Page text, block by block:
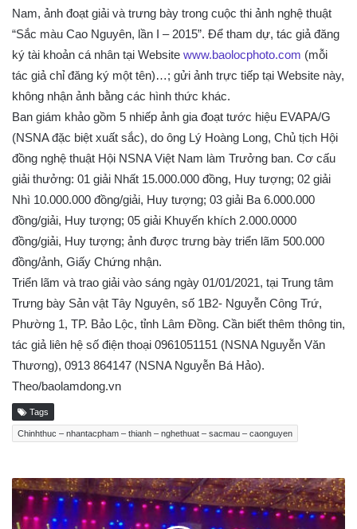
Nam, ảnh đoạt giải và trưng bày trong cuộc thi ảnh nghệ thuật
“Sắc màu Cao Nguyên, lần I – 2015”. Để tham dự, tác giả đăng
ký tài khoản cá nhân tại Website www.baolocphoto.com (mỗi
tác giả chỉ đăng ký một tên)…; gửi ảnh trực tiếp tại Website này,
không nhận ảnh bằng các hình thức khác.
Ban giám khảo gồm 5 nhiếp ảnh gia đoạt tước hiệu EVAPA/G
(NSNA đặc biệt xuất sắc), do ông Lý Hoàng Long, Chủ tịch Hội
đồng nghệ thuật Hội NSNA Việt Nam làm Trưởng ban. Cơ cấu
giải thưởng: 01 giải Nhất 15.000.000 đồng, Huy tượng; 02 giải
Nhì 10.000.000 đồng/giải, Huy tượng; 03 giải Ba 6.000.000
đồng/giải, Huy tượng; 05 giải Khuyến khích 2.000.0000
đồng/giải, Huy tượng; ảnh được trưng bày triển lãm 500.000
đồng/ảnh, Giấy Chứng nhận.
Triển lãm và trao giải vào sáng ngày 01/01/2021, tại Trung tâm
Trưng bày Sản vật Tây Nguyên, số 1B2- Nguyễn Công Trứ,
Phường 1, TP. Bảo Lộc, tỉnh Lâm Đồng. Cần biết thêm thông tin,
tác giả liên hệ số điện thoại 0961051151 (NSNA Nguyễn Văn
Thương), 0913 864147 (NSNA Nguyễn Bá Hảo).
Theo/baolamdong.vn
Tags
Chinhthuc – nhantacpham – thianh – nghethuat – sacmau – caonguyen